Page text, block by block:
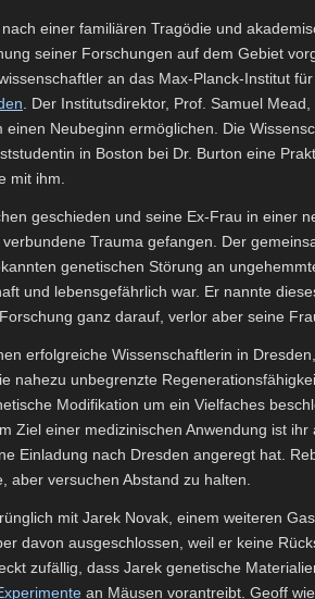
einer familiären Tragödie und
seiner Forschungen auf dem Gebiet
an das Max-Planck-Institut
. Der Institutsdirektor, Prof. Samuel
einen Neubeginn ermöglichen. Die
in Boston bei Dr. Burton eine
mit ihm.
geschieden und seine Ex-Frau in einer
Trauma gefangen. Der
genetischen Störung an
und lebensgefährlich war. Er nannte
ganz darauf, verlor aber seine
erfolgreiche Wissenschaftlerin in
nahezu unbegrenzte
Modifikation um ein Vielfaches
Ziel einer medizinischen Anwendung ist ihr
Einladung nach Dresden angeregt hat.
aber versuchen Abstand zu halten.
mit Jarek Novak, einem weiteren
davon ausgeschlossen, weil er keine
zufällig, dass Jarek genetische
an Mäusen vorantreibt. Geoff